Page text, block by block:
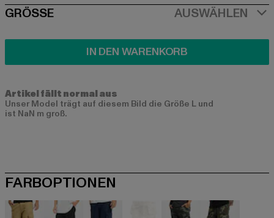
SIZE
GRÖSSE AUSWÄHLEN
IN DEN WARENKORB
Artikel fällt normal aus
Unser Model trägt auf diesem Bild die Größe L und
ist NaN m groß.
FARBOPTIONEN